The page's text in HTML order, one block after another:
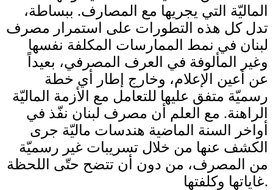
الماليّة التي يجريها مع المصارف. ببساطة،
تدل كل هذه التطورات على استمرار مصرف
لبنان في نمط الممارسات المكلفة نفسها
وغير المألوفة في العرف المصرفي، بعيداً
عن أعين الإعلام، وخارج إطار أي خطة
رسميّة متفق عليها للتعامل مع الأزمة الماليّة
الراهنة. مع العلم أن مصرف لبنان نفّذ في
أواخر السنة الماضية هندسات ماليّة جرى
الكشف عنها من خلال تسريبات غير رسميّة
من المصرف، من دون أن تتضح حتّى اللحظة
غاياتها وكلفتها.